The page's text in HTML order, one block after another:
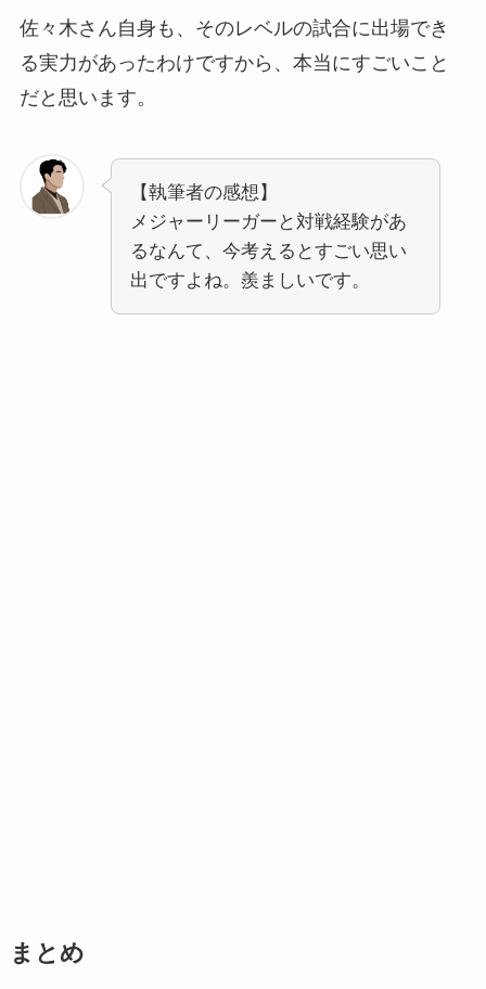
佐々木さん自身も、そのレベルの試合に出場でき
る実力があったわけですから、本当にすごいこと
だと思います。
【執筆者の感想】
メジャーリーガーと対戦経験があ
るなんて、今考えるとすごい思い
出ですよね。羨ましいです。
まとめ